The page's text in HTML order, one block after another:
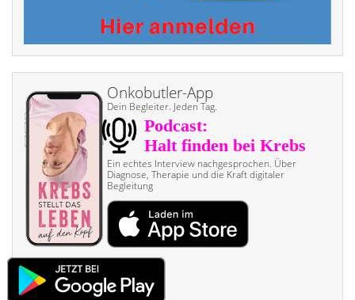
Onkobutler-App
Dein Begleiter. Jeden Tag.
Ein echtes Interview nach­gesprochen. Über
Diagnose, Therapie und die Kraft digitaler
Begleitung